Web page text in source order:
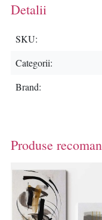
Detalii
SKU
Categorii
Brand
Produse